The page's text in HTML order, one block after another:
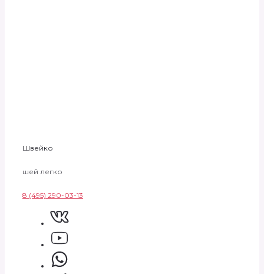
Швейко
шей легко
8 (495) 290-03-13